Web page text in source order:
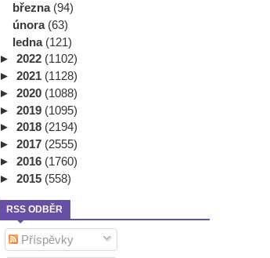
března (94)
února (63)
ledna (121)
► 2022 (1102)
► 2021 (1128)
► 2020 (1088)
► 2019 (1095)
► 2018 (2194)
► 2017 (2555)
► 2016 (1760)
► 2015 (558)
RSS ODBĚR
Příspěvky